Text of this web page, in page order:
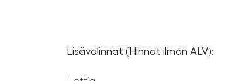
Lisävalinnat (Hinnat ilman ALV):